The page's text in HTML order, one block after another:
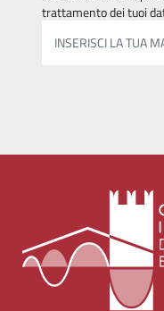
trattamento dei tuoi
INSERISCI LA TUA